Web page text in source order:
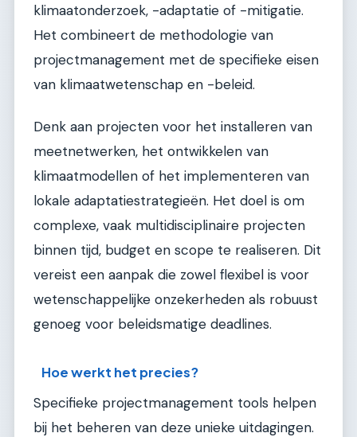
klimaatonderzoek, -adaptatie of -mitigatie.
Het combineert de methodologie van
projectmanagement met de specifieke eisen
van klimaatwetenschap en -beleid.
Denk aan projecten voor het installeren van
meetnetwerken, het ontwikkelen van
klimaatmodellen of het implementeren van
lokale adaptatiestrategieën. Het doel is om
complexe, vaak multidisciplinaire projecten
binnen tijd, budget en scope te realiseren. Dit
vereist een aanpak die zowel flexibel is voor
wetenschappelijke onzekerheden als robuust
genoeg voor beleidsmatige deadlines.
Hoe werkt het precies?
Specifieke projectmanagement tools helpen
bij het beheren van deze unieke uitdagingen.